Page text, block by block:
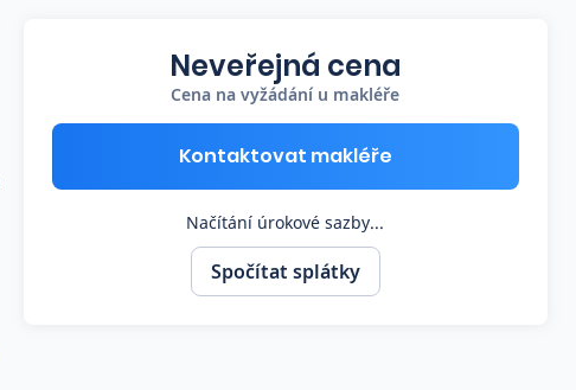
Neveřejná cena
Cena na vyžádání u makléře
Kontaktovat makléře
Načítání úrokové sazby...
Spočítat splátky